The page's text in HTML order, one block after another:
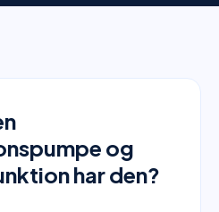
og
har den?